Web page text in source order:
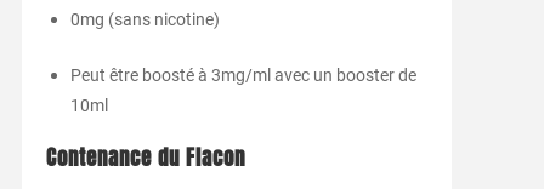
0mg (sans nicotine)
Peut être boosté à 3mg/ml avec un booster de
10ml
Contenance du Flacon